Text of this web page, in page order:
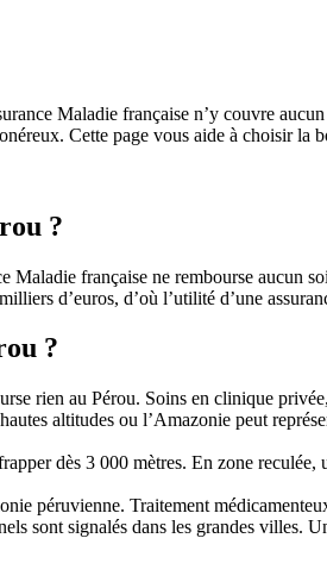
Maladie française n’y couvre
Cette page vous aide à choisir la
?
Maladie française ne rembourse
d’euros, d’où l’utilité d’une
?
rien au Pérou. Soins en clinique
altitudes ou l’Amazonie peut
dès 3 000 mètres. En zone
péruvienne. Traitement
sont signalés dans les grandes villes.